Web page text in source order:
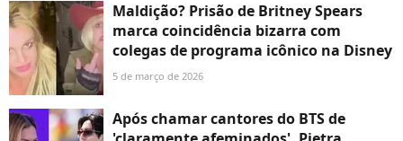
Maldição? Prisão de Britney Spears
marca coincidência bizarra com
colegas de programa icônico na Disney
5 de março de 2026
Após chamar cantores do BTS de